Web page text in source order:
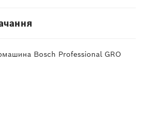
Bosch Professional GRO